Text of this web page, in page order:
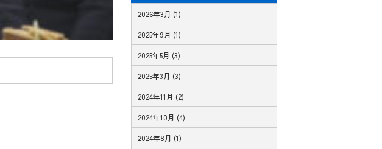
2026年3月 (1)
2025年9月 (1)
2025年5月 (3)
2025年3月 (3)
2024年11月 (2)
2024年10月 (4)
2024年8月 (1)